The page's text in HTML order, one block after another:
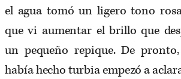
el agua tomó un ligero tono
que vi aumentar el brillo que
un pequeño repique. De
había hecho turbia empezó a